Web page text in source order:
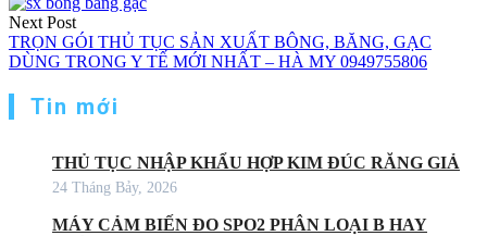
Next Post
TRỌN GÓI THỦ TỤC SẢN XUẤT BÔNG, BĂNG, GẠC
DÙNG TRONG Y TẾ MỚI NHẤT – HÀ MY 0949755806
Tin mới
THỦ TỤC NHẬP KHẨU HỢP KIM ĐÚC RĂNG GIẢ
24 Tháng Bảy, 2026
MÁY CẢM BIẾN ĐO SPO2 PHÂN LOẠI B HAY